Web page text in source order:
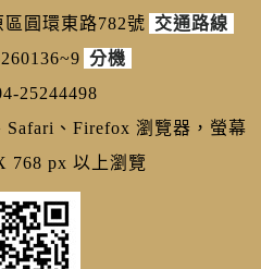
圓環東路782號 交通路線
分機
25244498
Safari、Firefox 瀏覽器，螢幕
768 px 以上瀏覽